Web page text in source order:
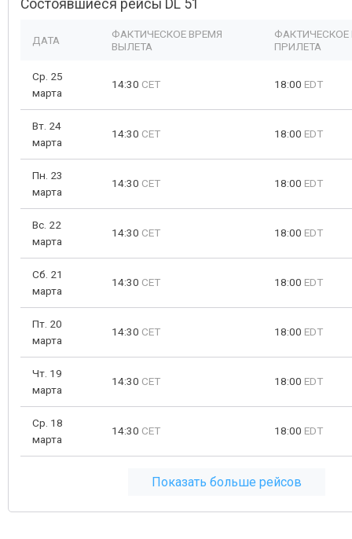
Состоявшиеся рейсы DL 51
ДАТА
ФАКТИЧЕСКОЕ ВРЕМЯ
ВЫЛЕТА
ФАКТИЧЕСКОЕ
ПРИЛЕТА
Ср. 25
марта
14:30 CET 18:00 EDT
Вт. 24
марта
14:30 CET 18:00 EDT
Пн. 23
марта
14:30 CET 18:00 EDT
Вс. 22
марта
14:30 CET 18:00 EDT
Сб. 21
марта
14:30 CET 18:00 EDT
Пт. 20
марта
14:30 CET 18:00 EDT
Чт. 19
марта
14:30 CET 18:00 EDT
Ср. 18
марта
14:30 CET 18:00 EDT
Показать больше рейсов